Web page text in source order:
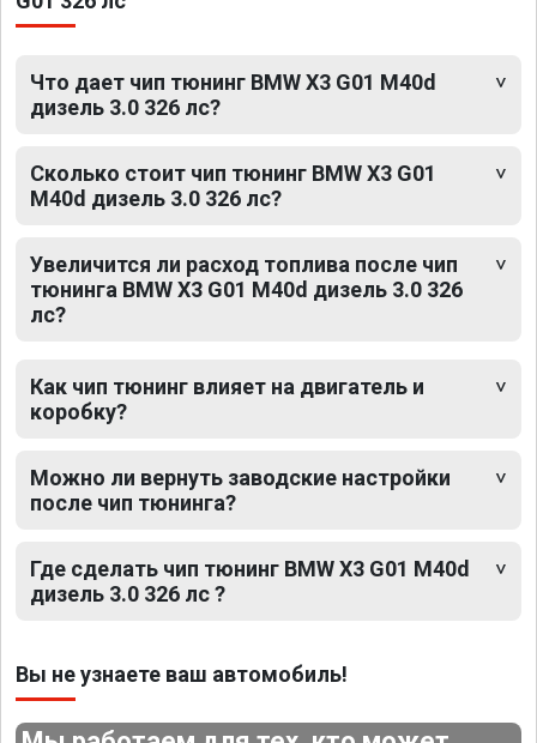
Что дает чип тюнинг BMW X3 G01 M40d
дизель 3.0 326 лс?
Сколько стоит чип тюнинг BMW X3 G01
M40d дизель 3.0 326 лс?
Увеличится ли расход топлива после чип
тюнинга BMW X3 G01 M40d дизель 3.0 326
лс?
Как чип тюнинг влияет на двигатель и
коробку?
Можно ли вернуть заводские настройки
после чип тюнинга?
Где сделать чип тюнинг BMW X3 G01 M40d
дизель 3.0 326 лс ?
Вы не узнаете ваш автомобиль!